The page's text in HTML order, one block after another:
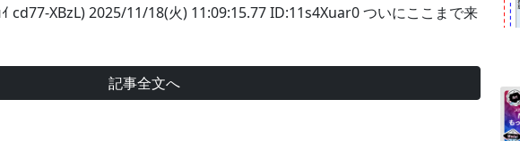
cd77-XBzL) 2025/11/18(火) 11:09:15.77 ID:11s4Xuar0 ついにここまで来
記事全文へ